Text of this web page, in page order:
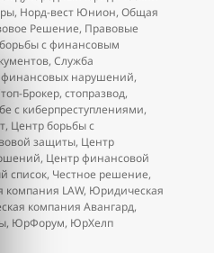
, Норд-вест Юнион,Общая
Решение, Правовые
с финансовым
,Служба
финансовых нарушений,
Брокер,стопразвод,
с киберпреступлениями,
, Центр борьбы с
защиты, Центр
, Центр финансовой
список, Честное решение,
компания LAW, Юридическая
компания Авангард,
, ЮрФорум, ЮрХелп